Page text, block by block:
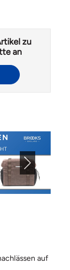
zu
an
Next
auf